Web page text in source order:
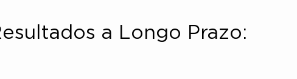
a Longo Prazo: